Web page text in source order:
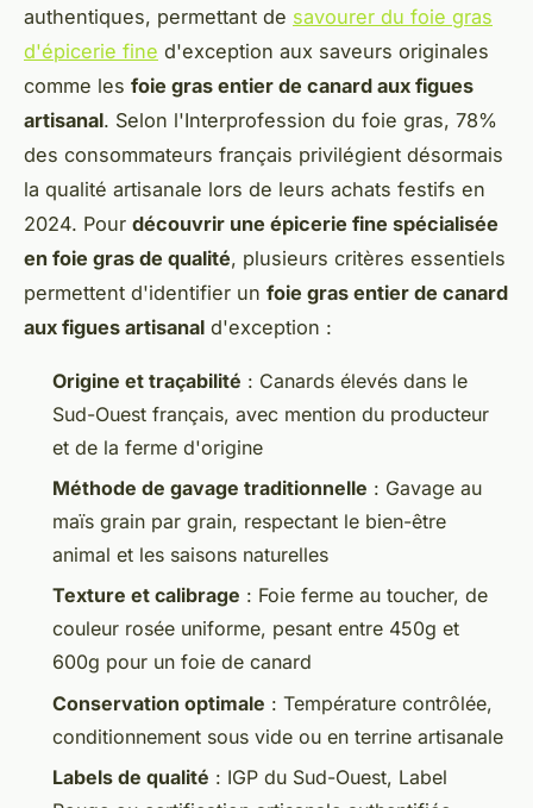
authentiques, permettant de savourer du foie gras
d'épicerie fine d'exception aux saveurs originales
comme les foie gras entier de canard aux figues
artisanal. Selon l'Interprofession du foie gras, 78%
des consommateurs français privilégient désormais
la qualité artisanale lors de leurs achats festifs en
2024. Pour découvrir une épicerie fine spécialisée
en foie gras de qualité, plusieurs critères essentiels
permettent d'identifier un foie gras entier de canard
aux figues artisanal d'exception :
Origine et traçabilité : Canards élevés dans le
Sud-Ouest français, avec mention du producteur
et de la ferme d'origine
Méthode de gavage traditionnelle : Gavage au
maïs grain par grain, respectant le bien-être
animal et les saisons naturelles
Texture et calibrage : Foie ferme au toucher, de
couleur rosée uniforme, pesant entre 450g et
600g pour un foie de canard
Conservation optimale : Température contrôlée,
conditionnement sous vide ou en terrine artisanale
Labels de qualité : IGP du Sud-Ouest, Label